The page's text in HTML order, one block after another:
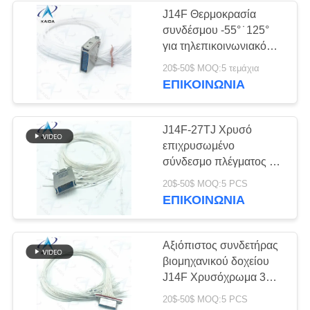
Συσκευές σύνδεσης
Σύνδεσμοι
J14F Θερμοκρασία
συνδέσμου -55° ̇ 125°
για τηλεπικοινωνιακό
εξοπλισμό
20$-50$ MOQ:5 τεμάχια
ΕΠΙΚΟΙΝΩΝΊΑ
J14F-27TJ Χρυσό
επιχρυσωμένο
σύνδεσμο πλέγματος με
60cm καλώδιο 3A
Τερματισμός
20$-50$ MOQ:5 PCS
ΕΠΙΚΟΙΝΩΝΊΑ
Αξιόπιστος συνδετήρας
βιομηχανικού δοχείου
J14F Χρυσόχρωμα 3A
-55.C έως 125.C.J14F-
20$-50$ MOQ:5 PCS